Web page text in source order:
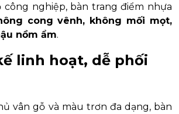
công nghiệp, bàn trang điểm nhựa
cong vênh, không mối mọt,
nồm ẩm.
linh hoạt, dễ phối
vân gỗ và màu trơn đa dạng, bàn